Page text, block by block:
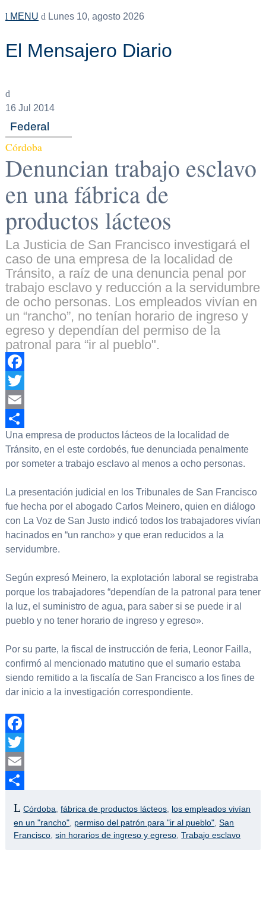
MENU Lunes 10, agosto 2026
El Mensajero Diario
16Jul 2014
Federal
Córdoba
Denuncian trabajo esclavo
en una fábrica de
productos lácteos
La Justicia de San Francisco investigará el
caso de una empresa de la localidad de
Tránsito, a raíz de una denuncia penal por
trabajo esclavo y reducción a la servidumbre
de ocho personas. Los empleados vivían en
un “rancho”, no tenían horario de ingreso y
egreso y dependían del permiso de la
patronal para “ir al pueblo".
Facebook
Twitter
Email
Compartir
Una empresa de productos lácteos de la localidad de
Tránsito, en el este cordobés, fue denunciada penalmente
por someter a trabajo esclavo al menos a ocho personas.
La presentación judicial en los Tribunales de San Francisco
fue hecha por el abogado Carlos Meinero, quien en diálogo
con La Voz de San Justo indicó todos los trabajadores vivían
hacinados en “un rancho» y que eran reducidos a la
servidumbre.
Según expresó Meinero, la explotación laboral se registraba
porque los trabajadores “dependían de la patronal para tener
la luz, el suministro de agua, para saber si se puede ir al
pueblo y no tener horario de ingreso y egreso».
Por su parte, la fiscal de instrucción de feria, Leonor Failla,
confirmó al mencionado matutino que el sumario estaba
siendo remitido a la fiscalía de San Francisco a los fines de
dar inicio a la investigación correspondiente.
Facebook
Twitter
Email
Córdoba ,fábrica de productos lácteos los empleados vivían
en un "rancho" permiso del patrón para "ir al pueblo" ,San
Francisco ,sin horarios de ingreso y egreso ,Trabajo esclavo